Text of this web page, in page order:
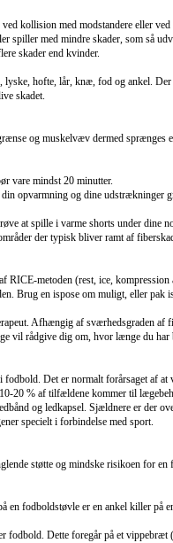
kollision med modstandere eller
spiller med mindre skader, som så
skader end kvinder.
hofte, lår, knæ, fod og ankel.
skadet.
og muskelvæv dermed sprænges
vare mindst 20 minutter.
opvarmning og dine udstrækninger
at spille i varme shorts under dine
der typisk bliver ramt af
RICE-metoden (rest, ice,
Brug en ispose om muligt, eller pak
Afhængig af sværhedsgraden af
vil rådgive dig om, hvor længe du har
Det er normalt forårsaget af
20 % af tilfældene kommer til
og ledkapsel. Sjældnere er der
specielt i forbindelse med sport.
støtte og mindske risikoen for
en fodboldstøvle er en ankel killer
fodbold. Dette foregår på et vippebræt